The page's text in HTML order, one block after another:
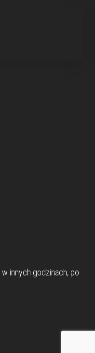
w innych godzinach, po